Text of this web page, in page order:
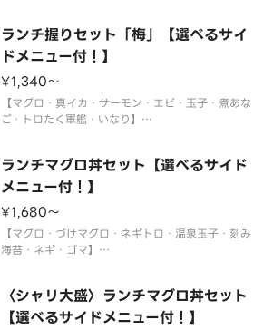
※使い捨て容器でお届けします。
※〈カップ
ランチ握りセット「梅」【選べるサイ
ドメニュー付！】
¥1,340〜
【マグロ・真イカ・サーモン・エビ・玉子・煮あな
ご・トロたく軍艦・いなり】
※使い捨て容器でお届けします。
※〈カップ赤だし（あさり）〉は
ランチマグロ丼セット【選べるサイド
メニュー付！】
¥1,680〜
【マグロ・づけマグロ・ネギトロ・温泉玉子・刻み
海苔・ネギ・ゴマ】
※年末年始・お盆期間中はランチの販売をお休みさ
せていただく場合がございます。
〈シャリ大盛〉ランチマグロ丼セット
【選べるサイドメニュー付！】